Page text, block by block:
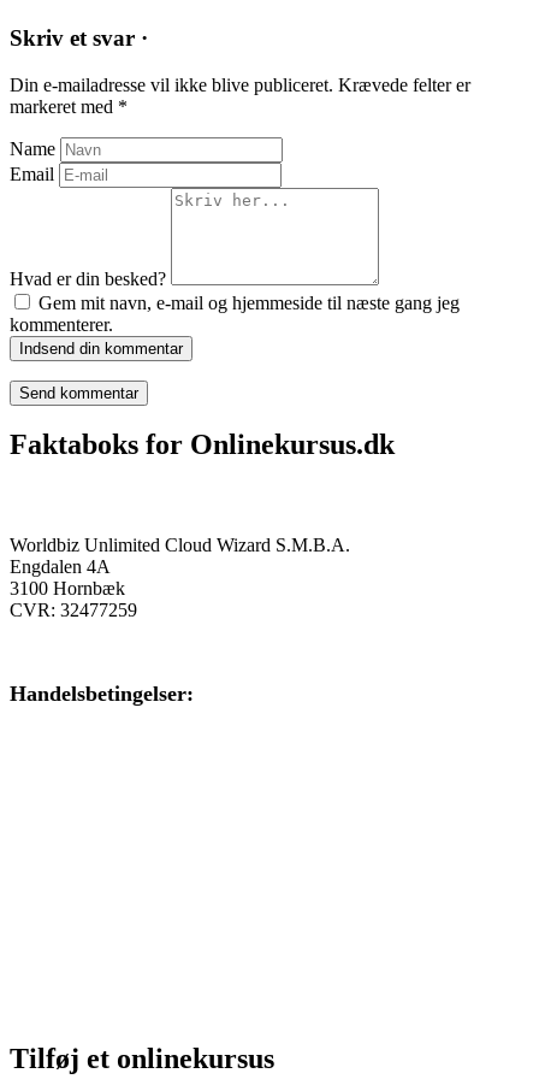
Skriv et svar ·
Din e-mailadresse vil ikke blive publiceret. Krævede felter er
markeret med *
Name
Email
Hvad er din besked?
Gem mit navn, e-mail og hjemmeside til næste gang jeg
kommenterer.
Indsend din kommentar
Faktaboks for Onlinekursus.dk
Worldbiz Unlimited Cloud Wizard S.M.B.A.
Engdalen 4A
3100 Hornbæk
CVR: 32477259
Handelsbetingelser:
Tilføj et onlinekursus